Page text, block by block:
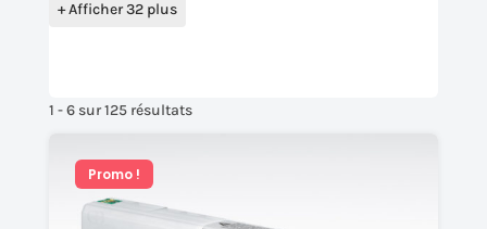
+ Afficher 32 plus
1 - 6 sur 125 résultats
Promo !